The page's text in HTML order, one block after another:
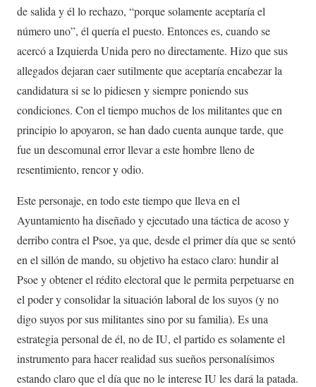
de salida y él lo rechazo, “porque solamente aceptaría el
número uno”, él quería el puesto. Entonces es, cuando se
acercó a Izquierda Unida pero no directamente. Hizo que sus
allegados dejaran caer sutilmente que aceptaría encabezar la
candidatura si se lo pidiesen y siempre poniendo sus
condiciones. Con el tiempo muchos de los militantes que en
principio lo apoyaron, se han dado cuenta aunque tarde, que
fue un descomunal error llevar a este hombre lleno de
resentimiento, rencor y odio.
Este personaje, en todo este tiempo que lleva en el
Ayuntamiento ha diseñado y ejecutado una táctica de acoso y
derribo contra el Psoe, ya que, desde el primer día que se sentó
en el sillón de mando, su objetivo ha estaco claro: hundir al
Psoe y obtener el rédito electoral que le permita perpetuarse en
el poder y consolidar la situación laboral de los suyos (y no
digo suyos por sus militantes sino por su familia). Es una
estrategia personal de él, no de IU, el partido es solamente el
instrumento para hacer realidad sus sueños personalísimos
estando claro que el día que no le interese IU les dará la patada.